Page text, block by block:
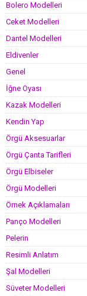
Bolero Modelleri
Ceket Modelleri
Dantel Modelleri
Eldivenler
Genel
İğne Oyası
Kazak Modelleri
Kendin Yap
Örgü Aksesuarlar
Örgü Çanta Tarifleri
Örgü Elbiseler
Örgü Modelleri
Örnek Açıklamaları
Panço Modelleri
Pelerin
Resimli Anlatım
Şal Modelleri
Süveter Modelleri